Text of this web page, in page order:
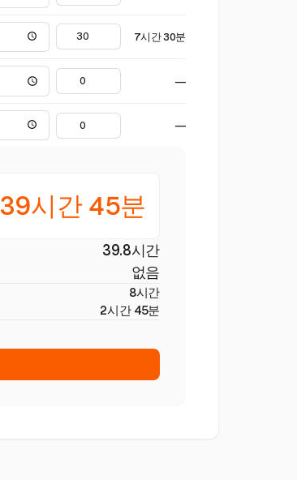
7시간 30분
—
—
39시간 45분
39.8시간
없음
8시간
2시간 45분